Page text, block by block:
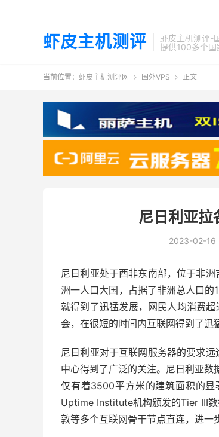
虾皮主机测评
虾皮主机测评-
提供100多个国
当前位置： 虾皮主机测评网  国外VPS  正文
尼日利亚拉
2023-02-16
尼日利亚处于西非东南部，位于非
洲一人口大国，占据了非洲总人口
就得到了迅猛发展，网民人均消费
会，在很短的时间内互联网得到了迅
尼日利亚对于互联网服务器的要求
中心得到了广泛的关注。尼日利亚
仅有着3500平方米的建筑面积的显
Uptime Institute机构颁发的Tier III
敦等多个互联网骨干节点直连，进一